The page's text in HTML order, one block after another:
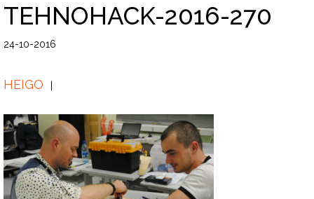
TEHNOHACK-2016-270
24-10-2016
HEIGO